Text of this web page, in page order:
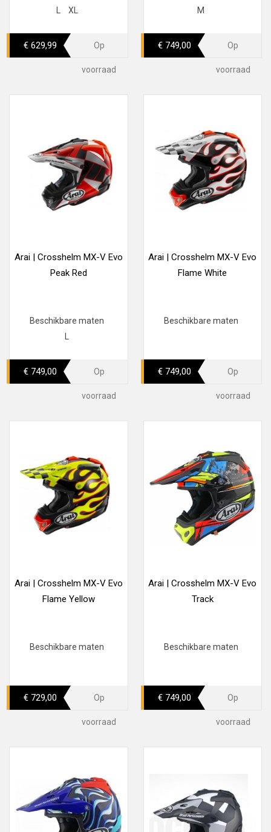
XL
€ 629,99 Op
voorraad
M
€ 749,00 Op
voorraad
Arai | Crosshelm MX-V Evo
Peak Red
Beschikbare maten
€ 749,00 Op
voorraad
Arai | Crosshelm MX-V Evo
Flame White
Beschikbare maten
€ 749,00 Op
voorraad
Arai | Crosshelm MX-V Evo
Flame Yellow
Beschikbare maten
€ 729,00 Op
voorraad
Arai | Crosshelm MX-V Evo
Track
Beschikbare maten
€ 749,00 Op
voorraad